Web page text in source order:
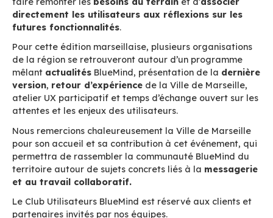
Le prochain Club Utilisateurs BlueMind se
juillet 2026à Marseille, dans les locaux du
Horizon, avec l’accueil de la Ville de Marseille,
utilisatrice de BlueMind.
Ces rencontres régulières permettent à nos
d’échanger entre pairs autour de leurs
partager leurs retours d’expérience et de
évolutions de la solution. Elles sont aussi
faire remonter lesbesoins du terrainet d’
directement les utilisateurs aux réflexions
futures fonctionnalités
Pour cette édition marseillaise, plusieurs